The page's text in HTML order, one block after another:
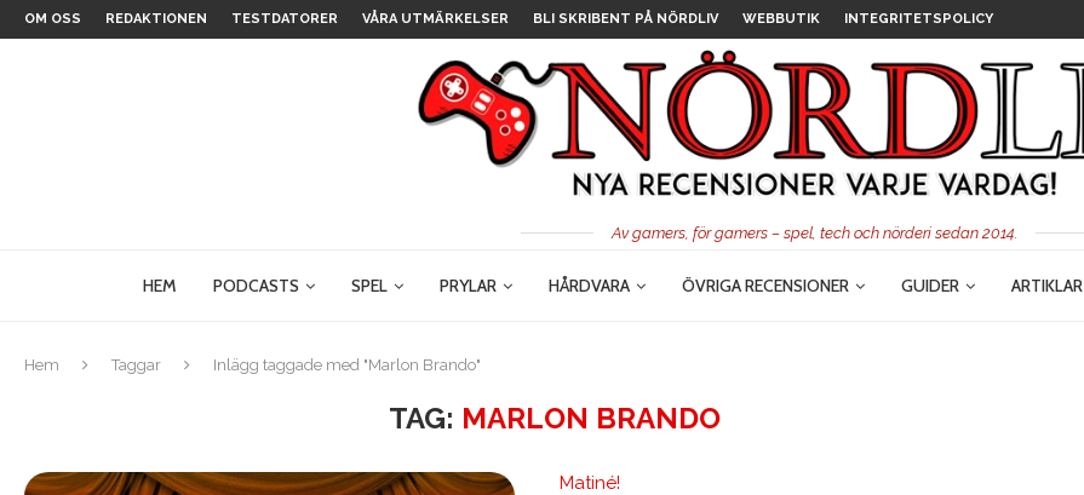
OM OSS REDAKTIONEN TESTDATORER VÅRA UTMÄRKELSER BLI SKRIBENT PÅ NÖRDLIV WEBBUTIK INTEGRITETSPOLICY
Av gamers, för gamers – spel, tech och nörderi sedan 2014.
HEM PODCASTS SPEL PRYLAR HÅRDVARA ÖVRIGA RECENSIONER GUIDER ARTIKLAR
Hem Taggar Inlägg taggade med "Marlon Brando"
TAG: MARLON BRANDO
Matiné!